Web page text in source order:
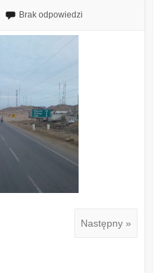
Brak odpowiedzi
Następny »